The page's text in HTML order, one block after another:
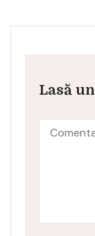
Lasă